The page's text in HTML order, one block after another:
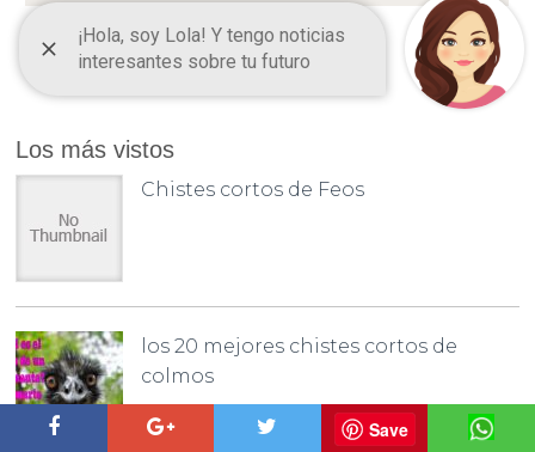
Los más vistos
Chistes cortos de Feos
los 20 mejores chistes cortos de
colmos
Save